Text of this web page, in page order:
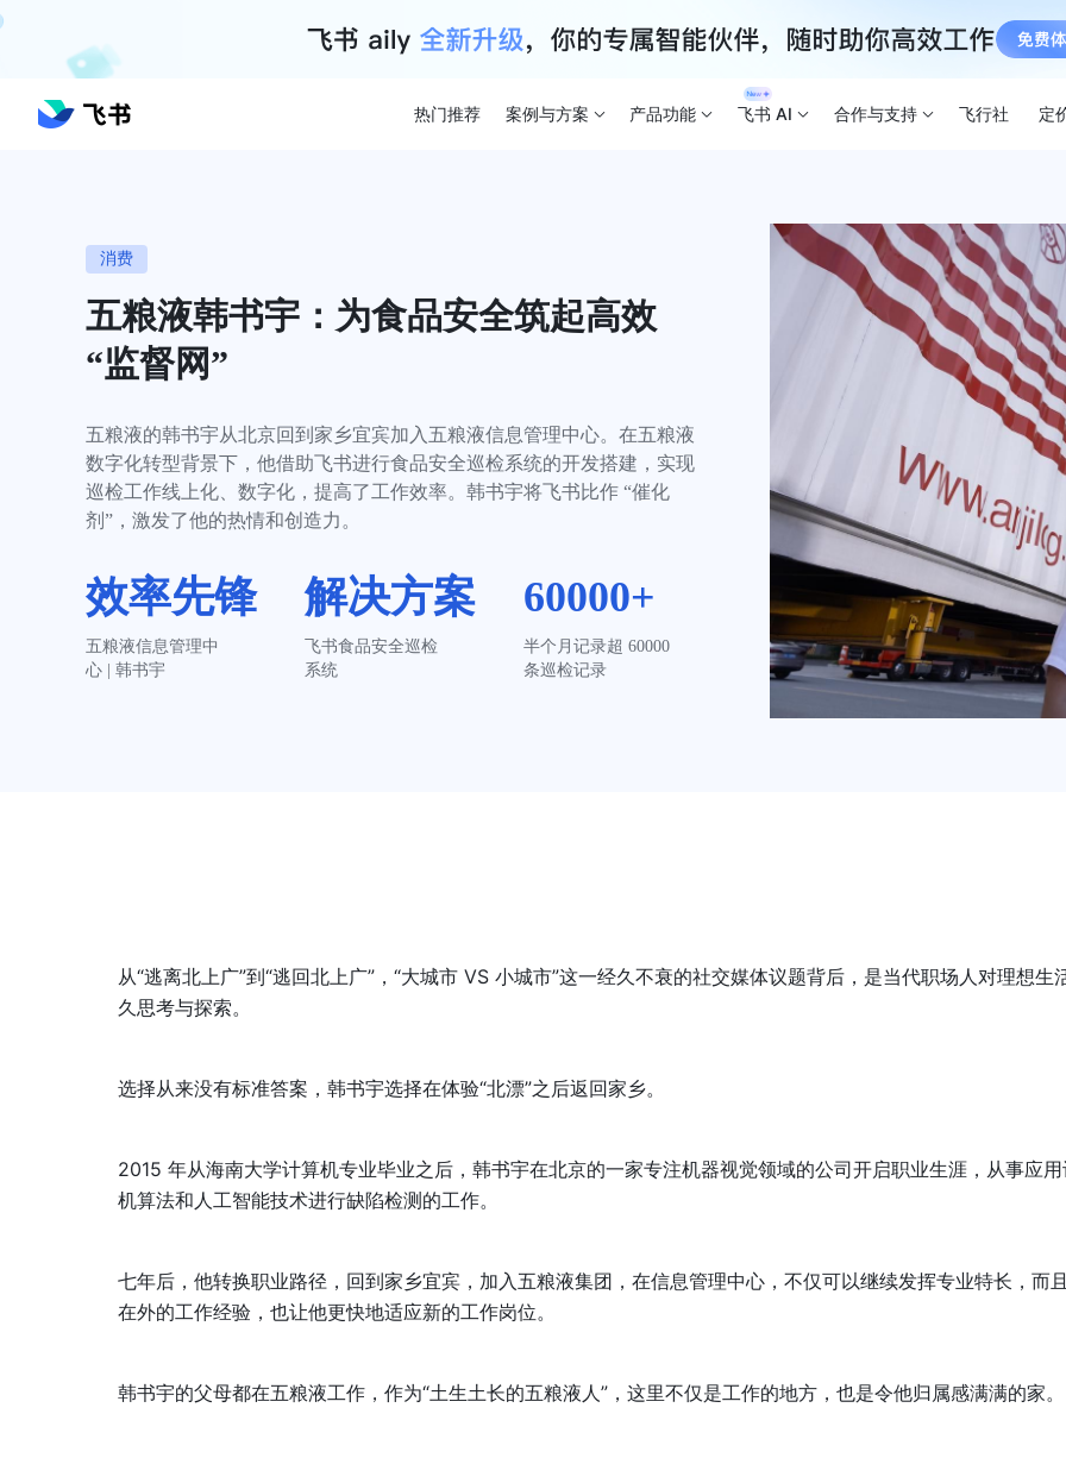
热门推荐 案例与方案 产品功能 飞书 AI 合作与支持 飞行社 定
消费
五粮液韩书宇：为食品安全筑起高效
“监督网”
五粮液的韩书宇从北京回到家乡宜宾加入五粮液信息管理中心。在五粮液
数字化转型背景下，他借助飞书进行食品安全巡检系统的开发搭建，实现
巡检工作线上化、数字化，提高了工作效率。韩书宇将飞书比作 “催化
剂”，激发了他的热情和创造力。
效率先锋
五粮液信息管理中
心 | 韩书宇
解决方案
飞书食品安全巡检
系统
60000+
半个月记录超 60000
条巡检记录
从“逃离北上广”到“逃回北上广”，“大城市 VS 小城市”这一经久不衰的社交媒体议题背后，是当代职场人对理想生
久思考与探索。
选择从来没有标准答案，韩书宇选择在体验“北漂”之后返回家乡。
2015 年从海南大学计算机专业毕业之后，韩书宇在北京的一家专注机器视觉领域的公司开启职业生涯，从事应
机算法和人工智能技术进行缺陷检测的工作。
七年后，他转换职业路径，回到家乡宜宾，加入五粮液集团，在信息管理中心，不仅可以继续发挥专业特长，而
在外的工作经验，也让他更快地适应新的工作岗位。
韩书宇的父母都在五粮液工作，作为“土生土长的五粮液人”，这里不仅是工作的地方，也是令他归属感满满的家。